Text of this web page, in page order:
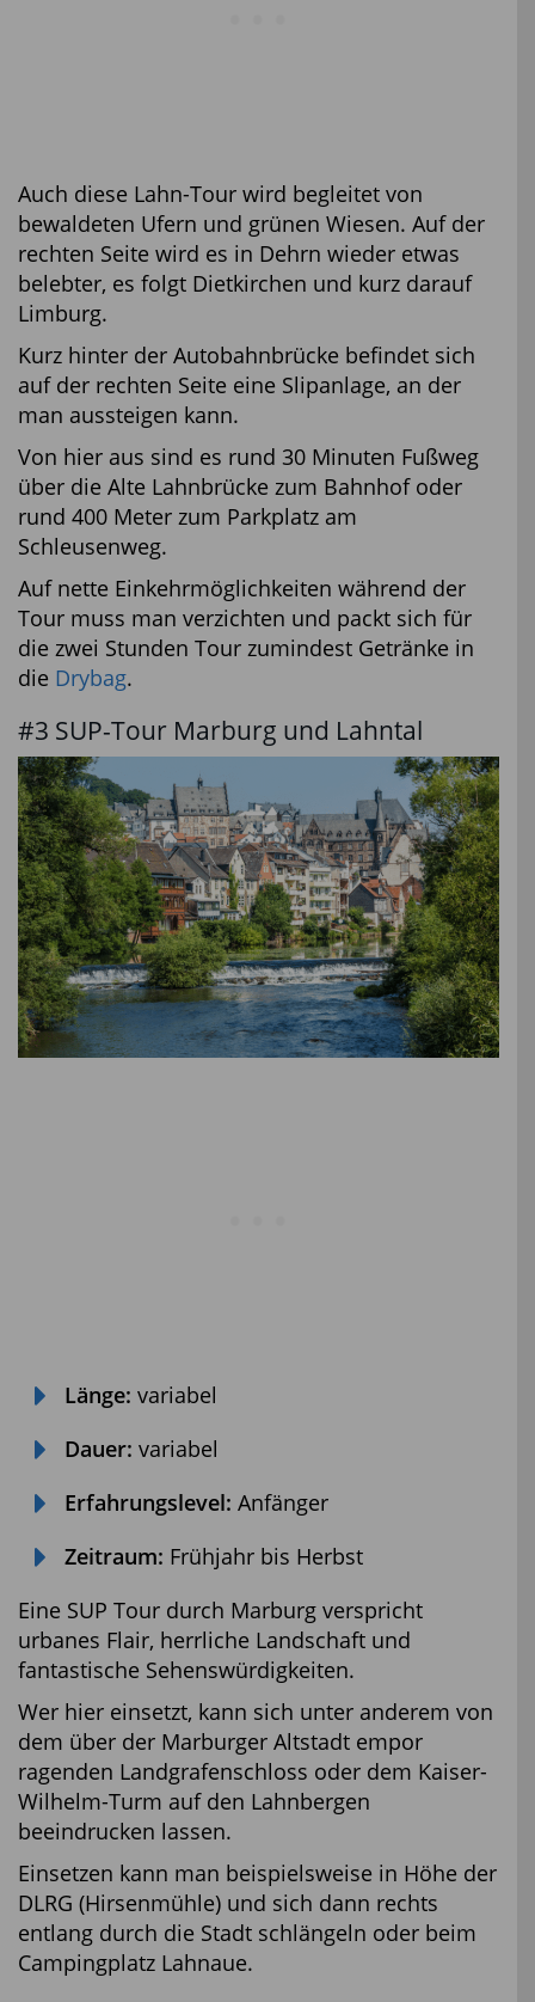
Auch diese Lahn-Tour wird begleitet von
bewaldeten Ufern und grünen Wiesen. Auf der
rechten Seite wird es in Dehrn wieder etwas
belebter, es folgt Dietkirchen und kurz darauf
Limburg.
Kurz hinter der Autobahnbrücke befindet sich
auf der rechten Seite eine Slipanlage, an der
man aussteigen kann.
Von hier aus sind es rund 30 Minuten Fußweg
über die Alte Lahnbrücke zum Bahnhof oder
rund 400 Meter zum Parkplatz am
Schleusenweg.
Auf nette Einkehrmöglichkeiten während der
Tour muss man verzichten und packt sich für
die zwei Stunden Tour zumindest Getränke in
die Drybag.
#3 SUP-Tour Marburg und Lahntal
Länge: variabel
Dauer: variabel
Erfahrungslevel: Anfänger
Zeitraum: Frühjahr bis Herbst
Eine SUP Tour durch Marburg verspricht
urbanes Flair, herrliche Landschaft und
fantastische Sehenswürdigkeiten.
Wer hier einsetzt, kann sich unter anderem von
dem über der Marburger Altstadt empor
ragenden Landgrafenschloss oder dem Kaiser-
Wilhelm-Turm auf den Lahnbergen
beeindrucken lassen.
Einsetzen kann man beispielsweise in Höhe der
DLRG (Hirsenmühle) und sich dann rechts
entlang durch die Stadt schlängeln oder beim
Campingplatz Lahnaue.